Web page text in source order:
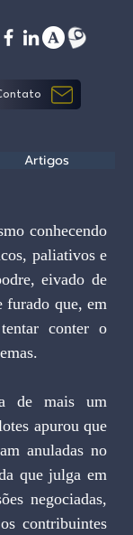
paliativos e
eivado de
furado que, em
conter o
apurou que
anuladas no
que julga em
negociadas,
contribuintes
Artigos